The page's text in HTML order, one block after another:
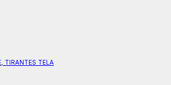
TIRANTES TELA